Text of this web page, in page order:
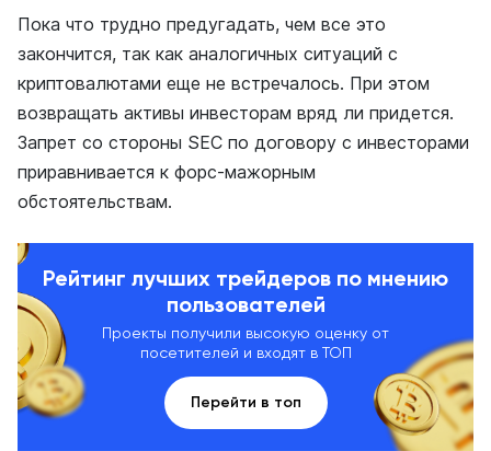
Пока что трудно предугадать, чем все это
закончится, так как аналогичных ситуаций с
криптовалютами еще не встречалось. При этом
возвращать активы инвесторам вряд ли придется.
Запрет со стороны SEC по договору с инвесторами
приравнивается к форс-мажорным
обстоятельствам.
Рейтинг лучших трейдеров по мнению
пользователей
Проекты получили высокую оценку от
посетителей и входят в ТОП
Перейти в топ